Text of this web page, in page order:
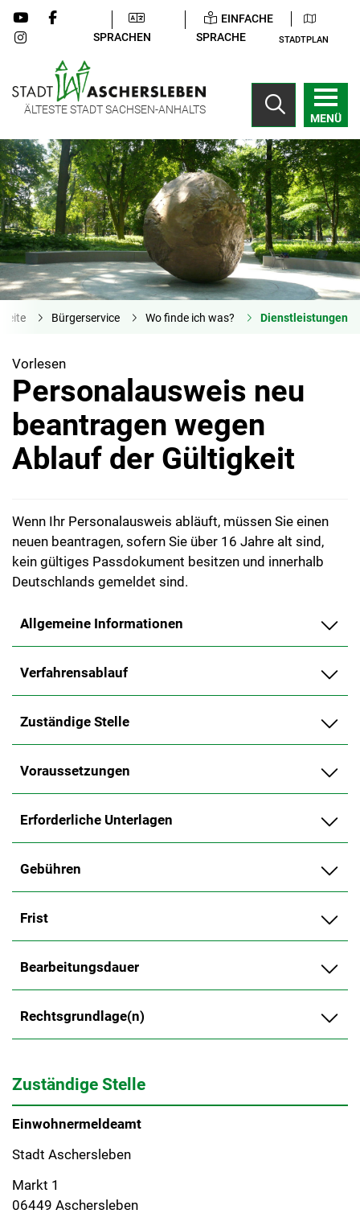
SPRACHEN
EINFACHE
SPRACHE
STADTPLAN
ÄLTESTE STADT SACHSEN-ANHALTS
MENÜ
Bürgerservice Wo finde ich was? Dienstleistungen
Vorlesen
Personalausweis neu
beantragen wegen
Ablauf der Gültigkeit
Wenn Ihr Personalausweis abläuft, müssen Sie einen
neuen beantragen, sofern Sie über 16 Jahre alt sind,
kein gültiges Passdokument besitzen und innerhalb
Deutschlands gemeldet sind.
Allgemeine Informationen
Verfahrensablauf
Zuständige Stelle
Voraussetzungen
Erforderliche Unterlagen
Gebühren
Frist
Bearbeitungsdauer
Rechtsgrundlage(n)
Zuständige Stelle
Einwohnermeldeamt
Stadt Aschersleben
Markt 1
06449 Aschersleben